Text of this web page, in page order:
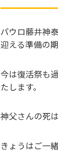
パウロ藤井神
迎える準備の
今は復活祭も
たします。
神父さんの死
きょうはご一